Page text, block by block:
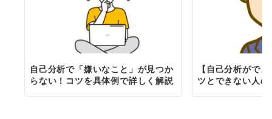
自己分析で「嫌いなこと」が見つか
らない！コツを具体例で詳しく解説
【自己分析がで
ツとできない人